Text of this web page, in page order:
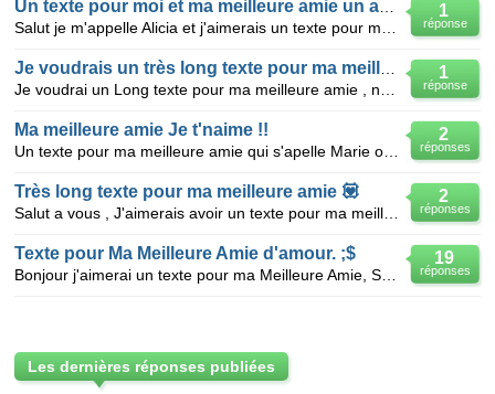
1
réponse
1
réponse
2
réponses
Ma meilleure amie Je t'naime !!
2
réponses
Très long texte pour ma meilleure amie 💟
19
réponses
Texte pour Ma Meilleure Amie d'amour. ;$
Les dernières réponses publiées